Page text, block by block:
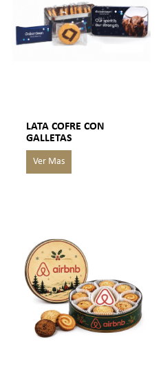
LATA COFRE CON
GALLETAS